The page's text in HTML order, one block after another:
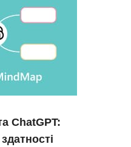
ChatGPT: